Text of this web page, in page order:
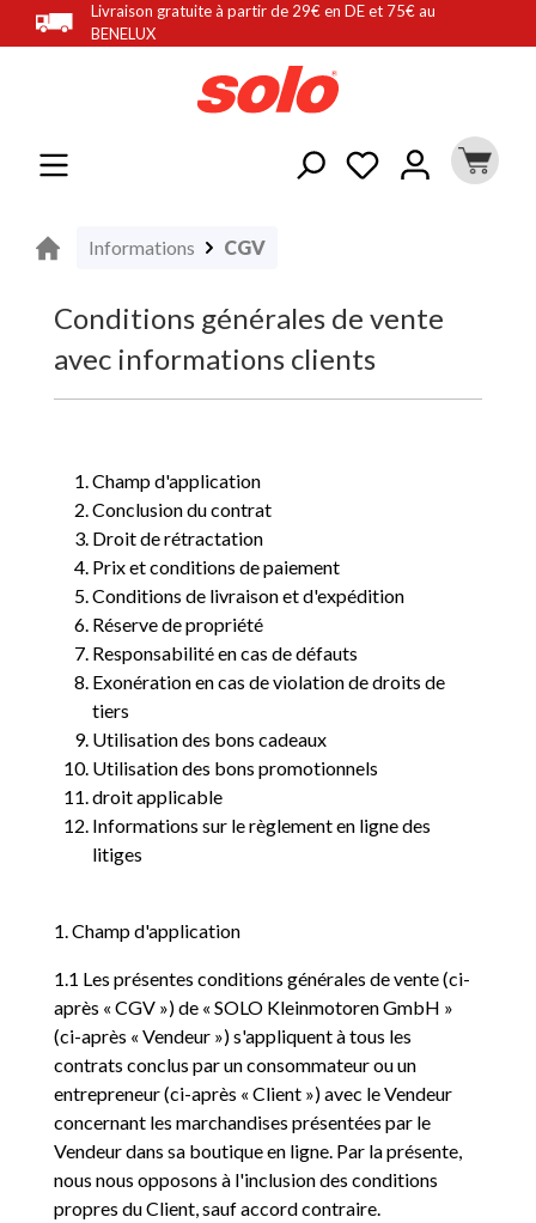
principal
Livraison gratuite à partir de 29€ en DE et 75€ au
BENELUX
Informations CGV
Conditions générales de vente
avec informations clients
Champ d'application
Conclusion du contrat
Droit de rétractation
Prix et conditions de paiement
Conditions de livraison et d'expédition
Réserve de propriété
Responsabilité en cas de défauts
Exonération en cas de violation de droits de
tiers
Utilisation des bons cadeaux
Utilisation des bons promotionnels
droit applicable
Informations sur le règlement en ligne des
litiges
1. Champ d'application
1.1 Les présentes conditions générales de vente (ci-
après « CGV ») de « SOLO Kleinmotoren GmbH »
(ci-après « Vendeur ») s'appliquent à tous les
contrats conclus par un consommateur ou un
entrepreneur (ci-après « Client ») avec le Vendeur
concernant les marchandises présentées par le
Vendeur dans sa boutique en ligne. Par la présente,
nous nous opposons à l'inclusion des conditions
propres du Client, sauf accord contraire.